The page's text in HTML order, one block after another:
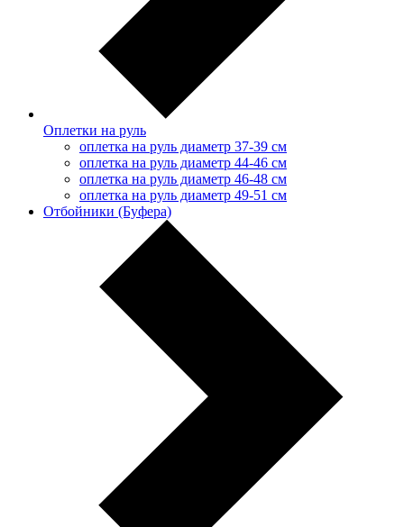
Оплетки на руль
оплетка на руль диаметр 37-39 см
оплетка на руль диаметр 44-46 см
оплетка на руль диаметр 46-48 см
оплетка на руль диаметр 49-51 см
Отбойники (Буфера)